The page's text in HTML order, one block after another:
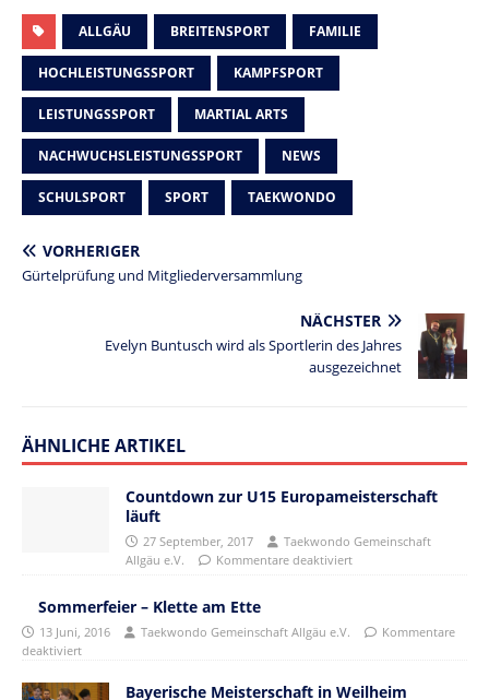
ALLGÄU BREITENSPORT FAMILIE
HOCHLEISTUNGSSPORT KAMPFSPORT
LEISTUNGSSPORT MARTIAL ARTS
NACHWUCHSLEISTUNGSSPORT NEWS
SCHULSPORT SPORT TAEKWONDO
VORHERIGER
Gürtelprüfung und Mitgliederversammlung
NÄCHSTER
Evelyn Buntusch wird als Sportlerin des Jahres
ausgezeichnet
ÄHNLICHE ARTIKEL
Countdown zur U15 Europameisterschaft
läuft
27 September, 2017
Taekwondo Gemeinschaft
Allgäu e.V.
Kommentare deaktiviert
Sommerfeier – Klette am Ette
13 Juni, 2016 Taekwondo Gemeinschaft Allgäu e.V.
Kommentare
deaktiviert
Bayerische Meisterschaft in Weilheim